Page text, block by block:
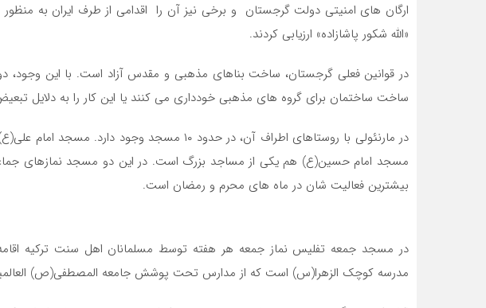
ارگان ‌های امنیتی دولت گرجستان و برخی نیز آن را اقدامی از طرف ایران به منظور
«الله شکور پاشازاده» ارزیابی کردند.
در قوانین فعلی گرجستان، ساخت بناهای مذهبی و مقدس آزاد است. با این
ساخت ساختمان برای گروه‌ های مذهبی خودداری می‌ کنند یا این کار را به دلایل
در مارنئولی با روستاهای اطراف آن، در حدود ۱۰ مسجد
مسجد امام حسین(ع) هم یکی از مساجد بزرگ است. در این دو مسجد نمازهای
بیشترین فعالیت­ شان در ماه ‌های محرم و رمضان است.
در مسجد جمعه تفلیس نماز جمعه هر هفته توسط مسلمانان اهل سنت ترکیه
مدرسه کوچک الزهرا(س) است که از مدارس تحت پوشش جامعه المصطفی(ص)